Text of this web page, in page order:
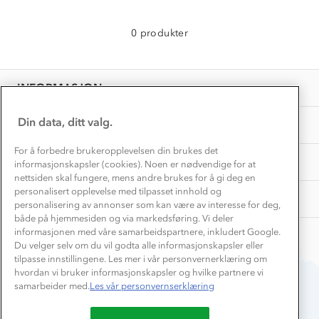
0 produkter
INFORMASJON
Presse
OM OSS
Samarbeide med oss?
TIPS OG RÅD
Store størrelser
Turmat oppskrifter
Beredskap
AKTIVITETER
Få turinspirasjon og tips her⛰
Overnatte utendørs⛺
Leirskole 🥾
Barnehageansatt
Tips til hyttetur
Du betaler enkelt med
Din data, ditt valg.
For å forbedre brukeropplevelsen din brukes det
informasjonskapsler (cookies). Noen er nødvendige for at
nettsiden skal fungere, mens andre brukes for å gi deg en
personalisert opplevelse med tilpasset innhold og
personalisering av annonser som kan være av interesse for deg,
både på hjemmesiden og via markedsføring. Vi deler
informasjonen med våre samarbeidspartnere, inkludert Google.
Du velger selv om du vil godta alle informasjonskapsler eller
tilpasse innstillingene. Les mer i vår personvernerklæring om
hvordan vi bruker informasjonskapsler og hvilke partnere vi
samarbeider med.Les vår personvernserklæring